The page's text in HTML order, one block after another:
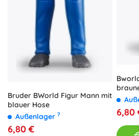
Bruder BWorld Figur Mann mit
blauer Hose
Außenlager ?
6,80 €
6,80